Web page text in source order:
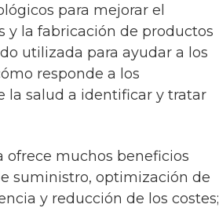
para mejorar el
y la fabricación de productos
utilizada para ayudar a los
responde a los
la salud a identificar y tratar
muchos beneficios
suministro, optimización de
y reducción de los costes;